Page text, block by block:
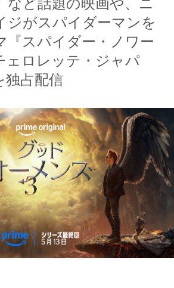
ジがスパイダーマンを
『スパイダー・ノワー
ェロレッテ・ジャパ
独占配信